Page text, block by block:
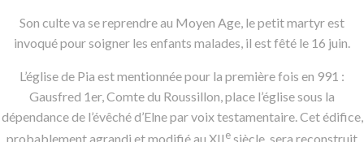
Son culte va se reprendre au Moyen Age, le petit martyr est
invoqué pour soigner les enfants malades, il est fêté le 16 juin.
L’église de Pia est mentionnée pour la première fois en 991 :
Gausfred 1er, Comte du Roussillon, place l’église sous la
dépendance de l’évêché d’Elne par voix testamentaire. Cet édifice,
probablement agrandi et modifié au XIIesiècle, sera reconstruit